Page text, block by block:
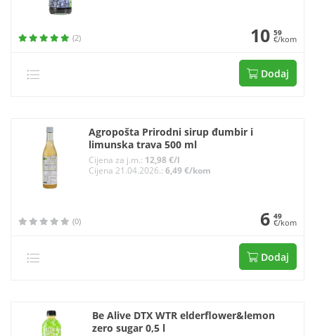
(2) 10 59
€/kom
Dodaj
Agropošta Prirodni sirup đumbir i
limunska trava 500 ml
Cijena za j.m.: 12,98 €/l
Cijena 21.04.2026.:6,49 €/kom
(0) 6 49
€/kom
Dodaj
Be Alive DTX WTR elderflower&lemon
zero sugar 0,5 l